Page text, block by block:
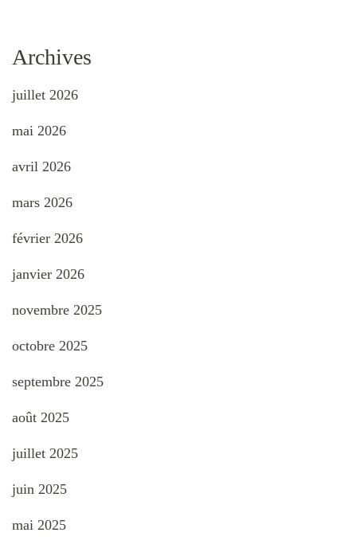
Archives
juillet 2026
mai 2026
avril 2026
mars 2026
février 2026
janvier 2026
novembre 2025
octobre 2025
septembre 2025
août 2025
juillet 2025
juin 2025
mai 2025